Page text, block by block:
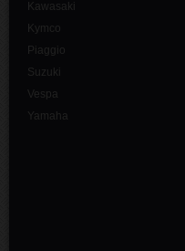
Kawasaki
Kymco
Piaggio
Suzuki
Vespa
Yamaha